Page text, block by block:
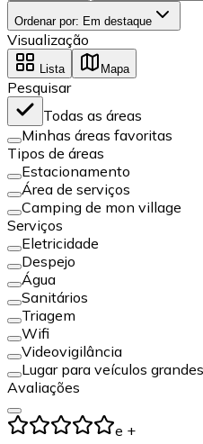
Ordenar por: Em destaque
Visualização
Lista Mapa
Pesquisar
Todas as áreas
Minhas áreas favoritas
Tipos de áreas
Estacionamento
Área de serviços
Camping de mon village
Serviços
Eletricidade
Despejo
Água
Sanitários
Triagem
Wifi
Videovigilância
Lugar para veículos grandes
Avaliações
e +